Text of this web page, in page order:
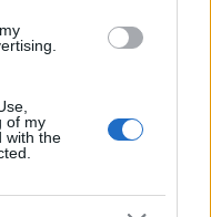
of my
with the